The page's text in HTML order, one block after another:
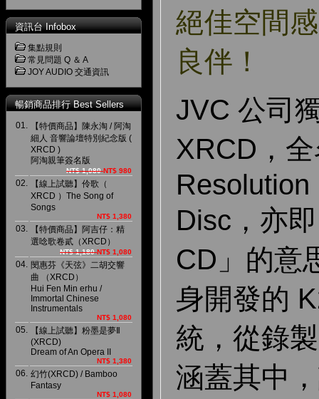
資訊台 Infobox
集點規則
常見問題 Q ＆ A
JOY AUDIO 交通資訊
暢銷商品排行 Best Sellers
01.
【特價商品】陳永淘 / 阿淘
細人 音響論壇特別紀念版 (
XRCD )
阿淘親筆簽名版
NT$ 1,080NT$ 980
02.
【線上試聽】伶歌（
XRCD ）The Song of
Songs
NT$ 1,380
03.
【特價商品】阿吉仔：精
選唸歌卷貳（XRCD）
NT$ 1,180NT$ 1,080
04. 閔惠芬《天弦》二胡交響
曲 （XRCD）
Hui Fen Min erhu /
Immortal Chinese
Instrumentals
NT$ 1,080
05.
【線上試聽】粉墨是夢Ⅱ
(XRCD)
Dream of An Opera II
NT$ 1,380
06. 幻竹(XRCD) / Bamboo
Fantasy
NT$ 1,080
絕佳空間
良伴！
JVC 公司
XRCD，
Disc，亦
CD」的意
身開發的
統，從錄
涵蓋其中